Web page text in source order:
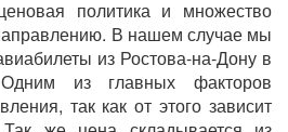
политика и множество
В нашем случае мы
из Ростова-на-Дону в
из главных факторов
так как от этого зависит